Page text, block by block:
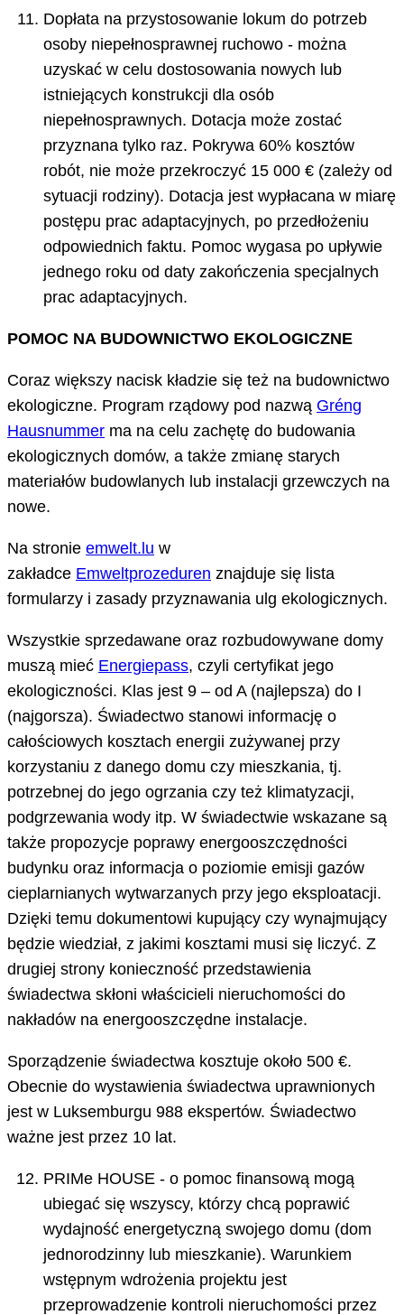
Dopłata na przystosowanie lokum do potrzeb
osoby niepełnosprawnej ruchowo - można
uzyskać w celu dostosowania nowych lub
istniejących konstrukcji dla osób
niepełnosprawnych. Dotacja może zostać
przyznana tylko raz. Pokrywa 60% kosztów
robót, nie może przekroczyć 15 000 € (zależy od
sytuacji rodziny). Dotacja jest wypłacana w miarę
postępu prac adaptacyjnych, po przedłożeniu
odpowiednich faktu. Pomoc wygasa po upływie
jednego roku od daty zakończenia specjalnych
prac adaptacyjnych.
POMOC NA BUDOWNICTWO EKOLOGICZNE
Coraz większy nacisk kładzie się też na budownictwo
ekologiczne. Program rządowy pod nazwą Gréng
Hausnummer ma na celu zachętę do budowania
ekologicznych domów, a także zmianę starych
materiałów budowlanych lub instalacji grzewczych na
nowe.
Na stronie emwelt.lu w
zakładce Emweltprozeduren znajduje się lista
formularzy i zasady przyznawania ulg ekologicznych.
Wszystkie sprzedawane oraz rozbudowywane domy
muszą mieć Energiepass, czyli certyfikat jego
ekologiczności. Klas jest 9 – od A (najlepsza) do I
(najgorsza). Świadectwo stanowi informację o
całościowych kosztach energii zużywanej przy
korzystaniu z danego domu czy mieszkania, tj.
potrzebnej do jego ogrzania czy też klimatyzacji,
podgrzewania wody itp. W świadectwie wskazane są
także propozycje poprawy energooszczędności
budynku oraz informacja o poziomie emisji gazów
cieplarnianych wytwarzanych przy jego eksploatacji.
Dzięki temu dokumentowi kupujący czy wynajmujący
będzie wiedział, z jakimi kosztami musi się liczyć. Z
drugiej strony konieczność przedstawienia
świadectwa skłoni właścicieli nieruchomości do
nakładów na energooszczędne instalacje.
Sporządzenie świadectwa kosztuje około 500 €.
Obecnie do wystawienia świadectwa uprawnionych
jest w Luksemburgu 988 ekspertów. Świadectwo
ważne jest przez 10 lat.
PRIMe HOUSE - o pomoc finansową mogą
ubiegać się wszyscy, którzy chcą poprawić
wydajność energetyczną swojego domu (dom
jednorodzinny lub mieszkanie). Warunkiem
wstępnym wdrożenia projektu jest
przeprowadzenie kontroli nieruchomości przez